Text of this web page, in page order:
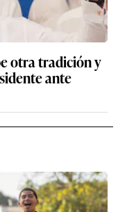
otra tradición y
ante